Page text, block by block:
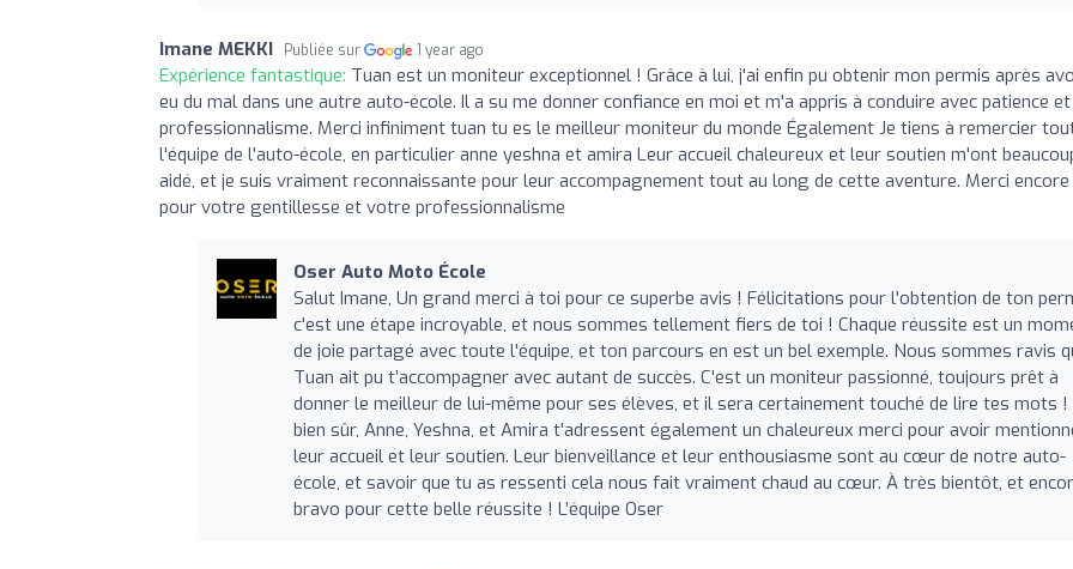
Imane MEKKI Publiée sur 1 year ago
Expérience fantastique: Tuan est un moniteur exceptionnel ! Grâce à lui, j'ai enfin pu obtenir mon permis après
eu du mal dans une autre auto-école. Il a su me donner confiance en moi et m'a appris à conduire avec patience et
professionnalisme. Merci infiniment tuan tu es le meilleur moniteur du monde Également Je tiens à remercier
l'équipe de l'auto-école, en particulier anne yeshna et amira Leur accueil chaleureux et leur soutien m'ont
aidé, et je suis vraiment reconnaissante pour leur accompagnement tout au long de cette aventure. Merci encore
pour votre gentillesse et votre professionnalisme
Oser Auto Moto École
Salut Imane, Un grand merci à toi pour ce superbe avis ! Félicitations pour l'obtention de ton
c'est une étape incroyable, et nous sommes tellement fiers de toi ! Chaque réussite est un
de joie partagé avec toute l'équipe, et ton parcours en est un bel exemple. Nous sommes ravis
Tuan ait pu t’accompagner avec autant de succès. C'est un moniteur passionné, toujours prêt à
donner le meilleur de lui-même pour ses élèves, et il sera certainement touché de lire tes mots !
bien sûr, Anne, Yeshna, et Amira t'adressent également un chaleureux merci pour avoir
leur accueil et leur soutien. Leur bienveillance et leur enthousiasme sont au cœur de notre auto-
école, et savoir que tu as ressenti cela nous fait vraiment chaud au cœur. À très bientôt, et
bravo pour cette belle réussite ! L’équipe Oser